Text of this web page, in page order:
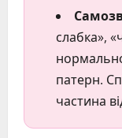
слабка»,
патерн.
частина